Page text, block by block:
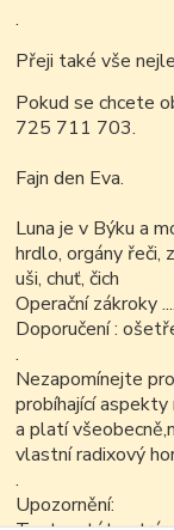
.
Přeji také vše
Pokud se chcete
725 711 703.
Fajn den Eva.
Luna je v Býku a
hrdlo, orgány řeči,
uši, chuť, čich
Operační zákroky
Doporučení :
.
Nezapomínejte
probíhající aspekty
a platí
vlastní radixový
.
Upozornění: